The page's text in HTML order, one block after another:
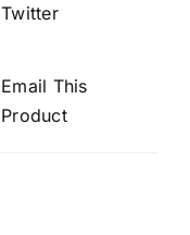
Twitter
Email This
Product